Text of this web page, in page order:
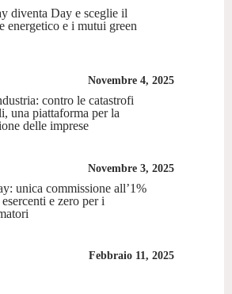
diventa Day e sceglie il
energetico e i mutui green
Novembre 4, 2025
contro le catastrofi
una piattaforma per la
delle imprese
Novembre 3, 2025
unica commissione all’1%
e zero per i
Febbraio 11, 2025